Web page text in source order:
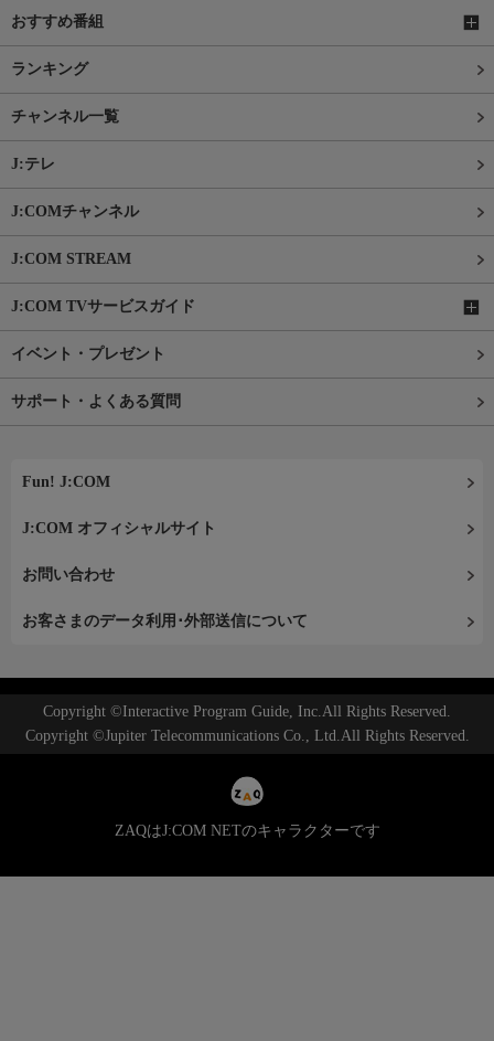
おすすめ番組
ランキング
チャンネル一覧
J:テレ
J:COMチャンネル
J:COM STREAM
J:COM TVサービスガイド
イベント・プレゼント
サポート・よくある質問
Fun! J:COM
J:COM オフィシャルサイト
お問い合わせ
お客さまのデータ利用･外部送信について
Copyright ©Interactive Program Guide, Inc.All Rights Reserved.
Copyright ©Jupiter Telecommunications Co., Ltd.All Rights Reserved.
ZAQはJ:COM NETのキャラクターです